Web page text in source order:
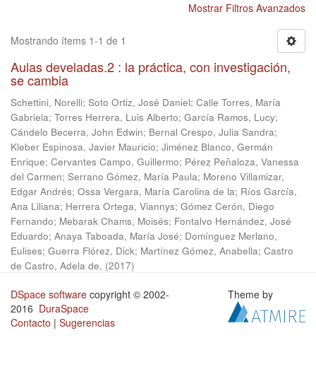
Mostrar Filtros Avanzados
Mostrando ítems 1-1 de 1
Aulas develadas.2 : la práctica, con investigación,
se cambia
Schettini, Norelli; Soto Ortiz, José Daniel; Calle Torres, María
Gabriela; Torres Herrera, Luis Alberto; García Ramos, Lucy;
Cándelo Becerra, John Edwin; Bernal Crespo, Julia Sandra;
Kleber Espinosa, Javier Mauricio; Jiménez Blanco, Germán
Enrique; Cervantes Campo, Guillermo; Pérez Peñaloza, Vanessa
del Carmen; Serrano Gómez, María Paula; Moreno Villamizar,
Edgar Andrés; Ossa Vergara, María Carolina de la; Ríos García,
Ana Liliana; Herrera Ortega, Viannys; Gómez Cerón, Diego
Fernando; Mebarak Chams, Moisés; Fontalvo Hernández, José
Eduardo; Anaya Taboada, María José; Domínguez Merlano,
Eulises; Guerra Flórez, Dick; Martínez Gómez, Anabella; Castro
de Castro, Adela de, (2017)
DSpace software copyright © 2002-
2016 DuraSpace
Contacto | Sugerencias
Theme by